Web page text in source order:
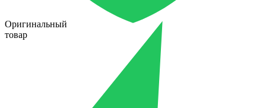
Оригинальный
товар